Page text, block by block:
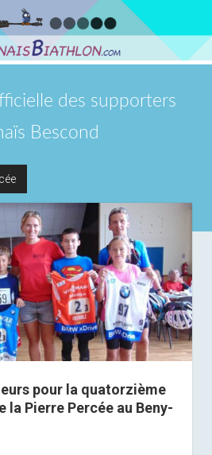
des supporters
Bescond
pour la quatorzième
la Pierre Percée au Beny-